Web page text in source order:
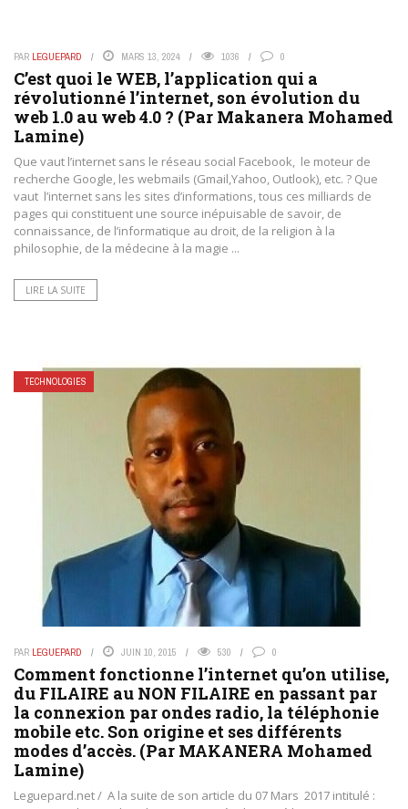
PAR LEGUEPARD MARS 13, 2024 1036 0
C’est quoi le WEB, l’application qui a
révolutionné l’internet, son évolution du
web 1.0 au web 4.0 ? (Par Makanera Mohamed
Lamine)
Que vaut l’internet sans le réseau social Facebook, le moteur de
recherche Google, les webmails (Gmail,Yahoo, Outlook), etc. ? Que
vaut l’internet sans les sites d’informations, tous ces milliards de
pages qui constituent une source inépuisable de savoir, de
connaissance, de l’informatique au droit, de la religion à la
philosophie, de la médecine à la magie ...
LIRE LA SUITE
TECHNOLOGIES
PAR LEGUEPARD JUIN 10, 2015 530 0
Comment fonctionne l’internet qu’on utilise,
du FILAIRE au NON FILAIRE en passant par
la connexion par ondes radio, la téléphonie
mobile etc. Son origine et ses différents
modes d’accès. (Par MAKANERA Mohamed
Lamine)
Leguepard.net / A la suite de son article du 07 Mars 2017 intitulé :